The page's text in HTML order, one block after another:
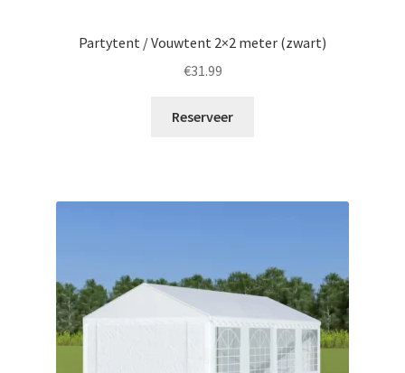
Partytent / Vouwtent 2×2 meter (zwart)
€31.99
Reserveer